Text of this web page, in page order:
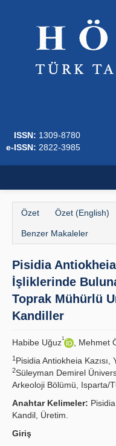
ISSN: 1309-8780
e-ISSN: 2822-3985
Dergi Kurulları
Yazım Kuralları
İlkeler
Yayın Politikaları
Kılavuzlar
Özet Özet (English)
Benzer Makaleler
Pisidia
İşliklerinde
Toprak Mühürlü
Kandiller
Habibe Uğuz1 , Mehmet
1 Pisidia Antiokheia Kazısı,
2Süleyman Demirel
Arkeoloji Bölümü, Isparta/
Anahtar Kelimeler:
Kandil, Üretim.
Giriş